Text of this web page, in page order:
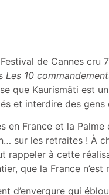
de Cannes cru
Les 10
que Kaurismäti est
et interdire des gens
en France et la
sur les retraites ! À
rappeler à cette
que la France n’est
d’envergure qui